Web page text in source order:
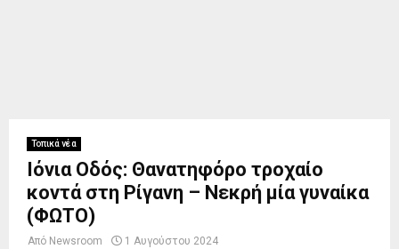
Τοπικά νέα
Ιόνια Οδός: Θανατηφόρο τροχαίο
κοντά στη Ρίγανη – Νεκρή μία γυναίκα
(ΦΩΤΟ)
Από Newsroom 1 Αυγούστου 2024